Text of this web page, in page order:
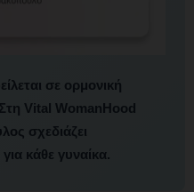
σε ορμονική
Vital WomanHood
σχεδιάζει
κάθε γυναίκα.